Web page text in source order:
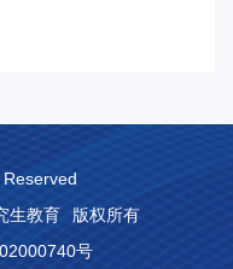
生教育
版权所有
号